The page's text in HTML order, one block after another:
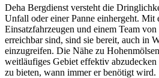
Deha Bergdienst versteht die
Unfall oder einer Panne einhergeht. Mit
Einsatzfahrzeugen und einem Team
erreichbar sind, sind sie bereit, auch in
einzugreifen. Die Nähe zu
weitläufiges Gebiet effektiv abzudecken
zu bieten, wann immer er benötigt wird.